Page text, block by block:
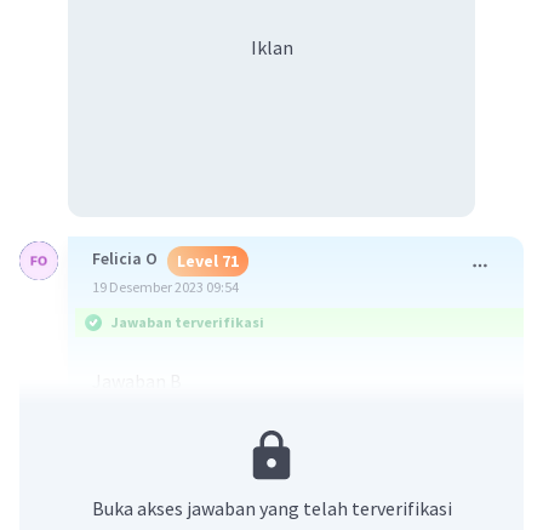
Iklan
Felicia O Level 71
19 Desember 2023 09:54
Jawaban terverifikasi
Buka akses jawaban yang telah terverifikasi